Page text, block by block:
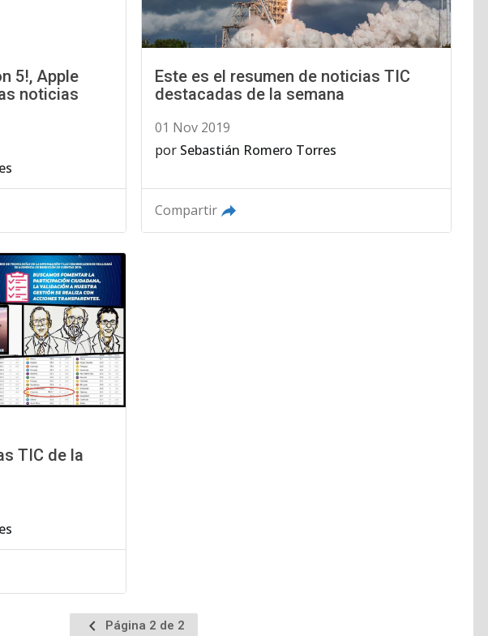
5!, Apple
noticias
Este es el resumen de noticias TIC
destacadas de la semana
01 Nov 2019
por Sebastián Romero Torres
Compartir
TIC de la
Ir
Página 2 de 2